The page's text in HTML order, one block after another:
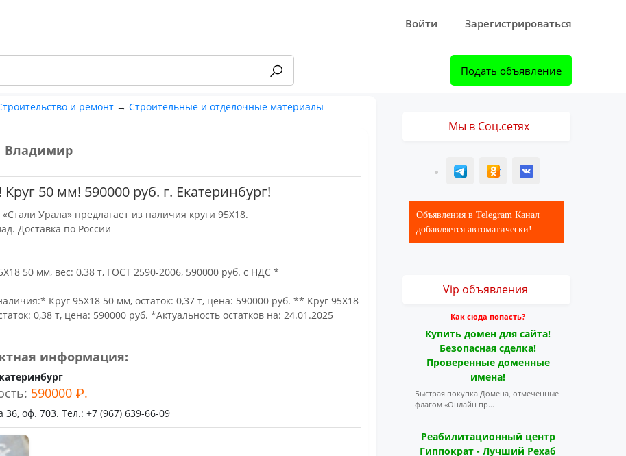
Войти Зарегистрироваться
Подать объявление
и ремонт →Строительные и отделочные материалы
Владимир
Круг 50 мм! 590000 руб. г. Екатеринбург!
Урала» предлагает из наличия круги 95Х18.
Доставка по России
50 мм, вес: 0,38 т, ГОСТ 2590-2006, 590000 руб. с НДС *
Круг 95Х18 50 мм, остаток: 0,37 т, цена: 590000 руб. ** Круг 95Х18
0,38 т, цена: 590000 руб. *Актуальность остатков на: 24.01.2025
информация:
590000 ₽.
36, оф. 703. Тел.: +7 (967) 639-66-09
-55%
Мы в Соц.сетях
T ОК ВК
Объявления в Telegram Канал
добавляется автоматически!
Vip объявления
Как сюда попасть?
Купить домен для сайта!
Безопасная сделка!
Проверенные доменные
имена!
Быстрая покупка Домена, отмеченные
флагом «Онлайн пр...
Реабилитационный центр
Гиппократ - Лучший Рехаб